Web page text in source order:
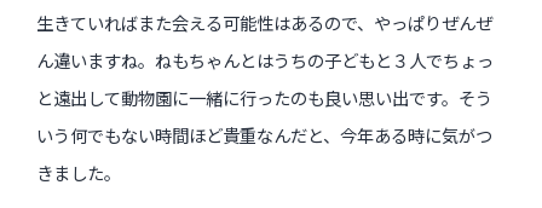
生きていればまた会える可能性はあるので、やっぱりぜんぜ
ん違いますね。ねもちゃんとはうちの子どもと３人でちょっ
と遠出して動物園に一緒に行ったのも良い思い出です。そう
いう何でもない時間ほど貴重なんだと、今年ある時に気がつ
きました。